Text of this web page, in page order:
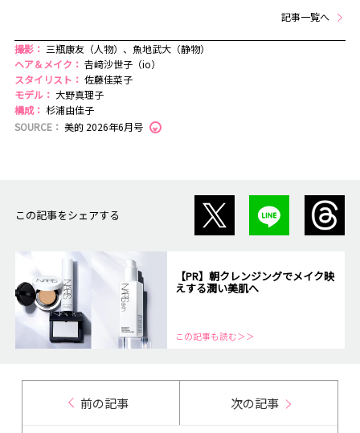
記事一覧へ
撮影： 三瓶康友（人物）、魚地武大（静物）
ヘア＆メイク： 𠮷﨑沙世子（io）
スタイリスト： 佐藤佳菜子
モデル： 大野真理子
構成： 杉浦由佳子
SOURCE： 美的 2026年6月号
この記事をシェアする
【PR】朝クレンジングでメイク映
えする潤い美肌へ
この記事も読む＞＞
前の記事 次の記事